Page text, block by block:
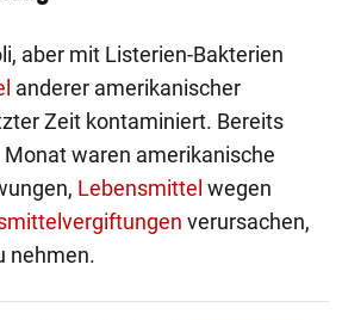
aber mit Listerien-Bakterien
anderer amerikanischer
Zeit kontaminiert. Bereits
waren amerikanische
Lebensmittel wegen
verursachen,
nehmen.